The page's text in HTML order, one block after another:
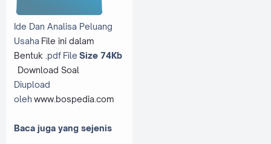
Ide Dan Analisa Peluang
Usaha File ini dalam
Bentuk . pdf File Size 74Kb
Download Soal
Diupload
oleh www.bospedia.com
Baca juga yang sejenis